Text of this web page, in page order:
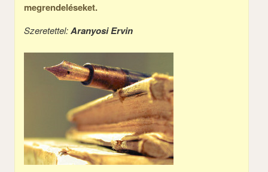
megrendeléseket.
Szeretettel:Aranyosi Ervin